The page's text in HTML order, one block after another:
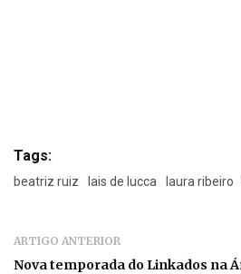
Tags:
beatriz ruiz lais de lucca laura ribeiro
ARTIGO ANTERIOR
Nova temporada do Linkados na